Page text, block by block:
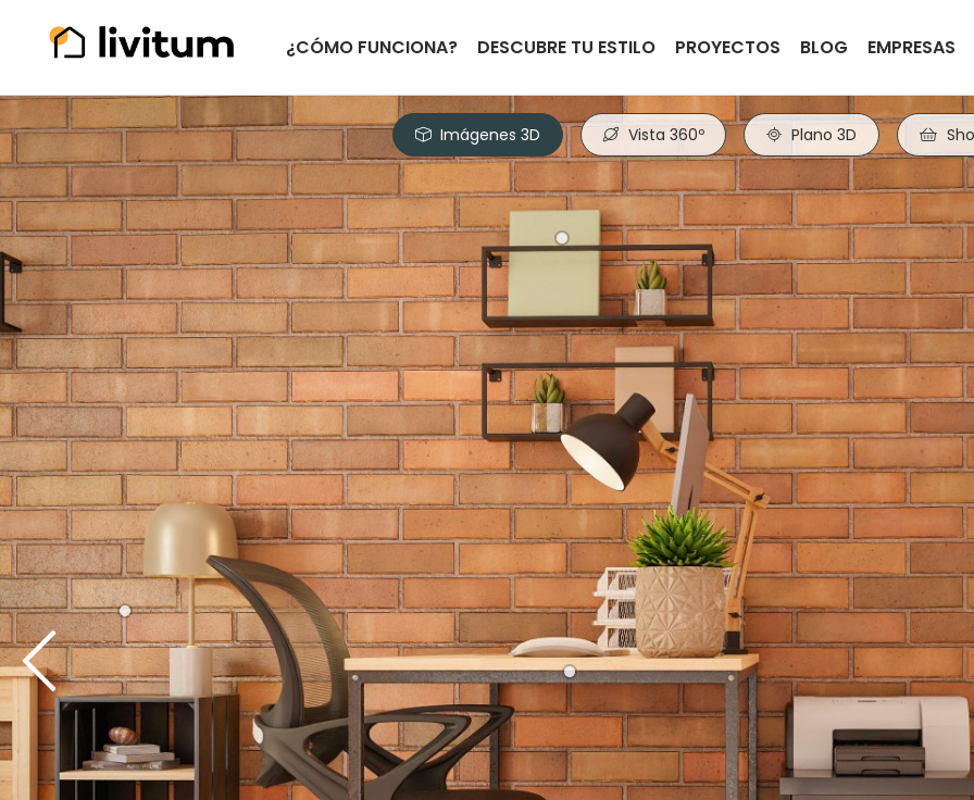
¿CÓMO FUNCIONA? DESCUBRE TU ESTILO PROYECTOS BLOG EMPRESAS
Imágenes 3D Vista 360º Plano 3D